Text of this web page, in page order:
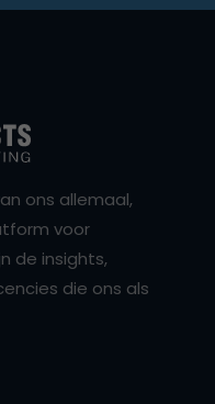
ons allemaal,
voor
de insights,
die ons als